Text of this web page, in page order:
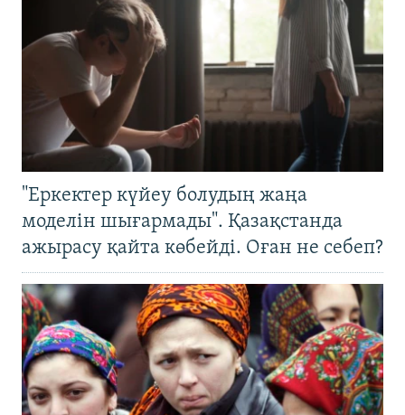
"Еркектер күйеу болудың жаңа
моделін шығармады". Қазақстанда
ажырасу қайта көбейді. Оған не себеп?